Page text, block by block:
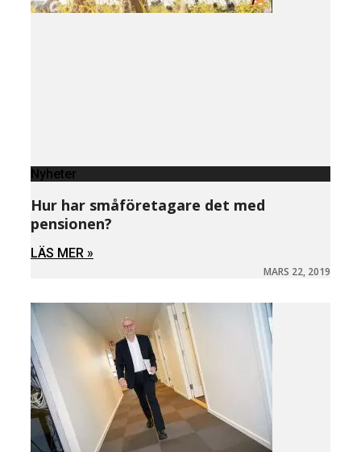
Nyheter
Hur har småföretagare det med
pensionen?
LÄS MER »
MARS 22, 2019